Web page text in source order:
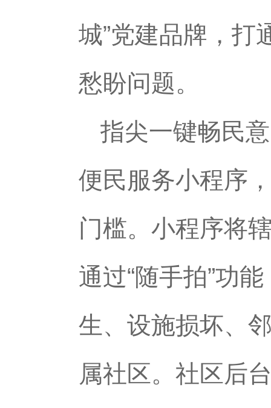
城”党建品牌，打
愁盼问题。
指尖一键畅民
便民服务小程序
门槛。小程序将
通过“随手拍”功
生、设施损坏、
属社区。社区后